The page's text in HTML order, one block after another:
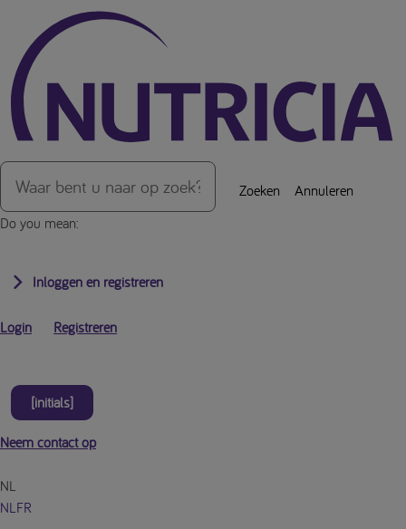
Over de inhoud van de pagina
Zoeken
Annuleren
Do you mean:
Inloggen en registreren
Login Registreren
[initials]
Neem contact op
NL
NL FR